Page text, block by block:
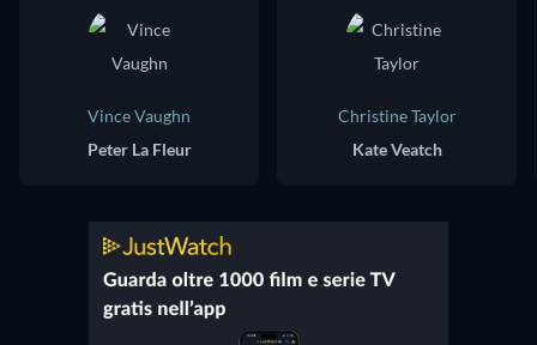
Vince Vaughn
Peter La Fleur
Christine Taylor
Kate Veatch